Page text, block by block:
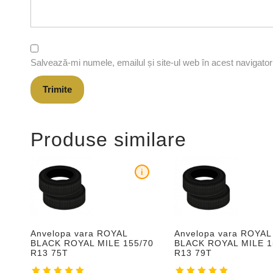
Salvează-mi numele, emailul și site-ul web în acest
Produse similare
Anvelopa vara ROYAL
BLACK ROYAL MILE 155/70
R13 75T
i
Anvelopa vara ROYAL
BLACK ROYAL MILE
R13 79T